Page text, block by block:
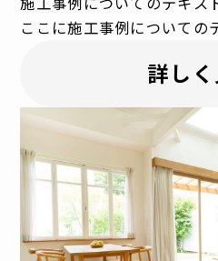
ここに施工事例についての
に施工事例についてのテキ
詳し